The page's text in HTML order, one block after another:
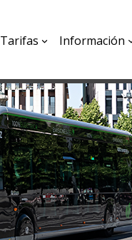
Tarifas Información